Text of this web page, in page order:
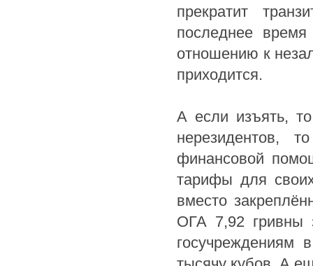
прекратит
последнее
отношению к
приходится.
А если изъять, то
нерезидентов,
финансовой
тарифы для
вместо
ОГА 7,92 гривны